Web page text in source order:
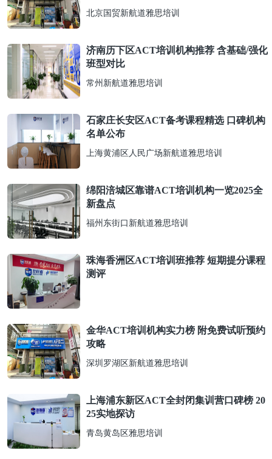
北京国贸新航道雅思培训
济南历下区ACT培训机构推荐 含基础/强化
班型对比
常州新航道雅思培训
石家庄长安区ACT备考课程精选 口碑机构
名单公布
上海黄浦区人民广场新航道雅思培训
绵阳涪城区靠谱ACT培训机构一览2025全
新盘点
福州东街口新航道雅思培训
珠海香洲区ACT培训班推荐 短期提分课程
测评
金华ACT培训机构实力榜 附免费试听预约
攻略
深圳罗湖区新航道雅思培训
上海浦东新区ACT全封闭集训营口碑榜 20
25实地探访
青岛黄岛区雅思培训